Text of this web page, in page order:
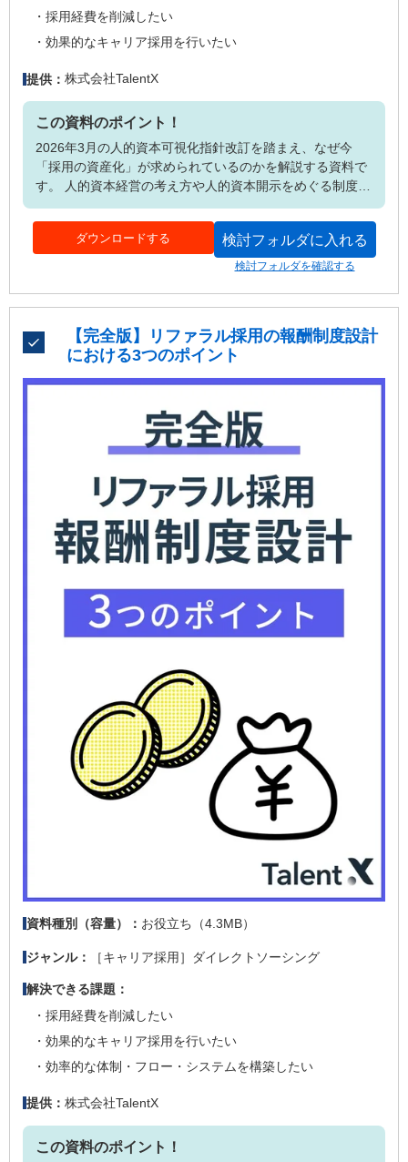
採用経費を削減したい
効果的なキャリア採用を行いたい
提供： 株式会社TalentX
この資料のポイント！
2026年3月の人的資本可視化指針改訂を踏まえ、なぜ今
「採用の資産化」が求められているのかを解説する資料で
す。 人的資本経営の考え方や人的資本開示をめぐる制度変
用・KPI可視化の問題」「採用ブランド・開示力の問題」
といった企業が直面する構造課題を紹介。 さらに、「変動
費の採用」から「資産の採用」への転換という考え方につ
ダウンロードする 検討フォルダに入れる
検討フォルダを確認する
【完全版】リファラル採用の報酬制度設計
における3つのポイント
資料種別（容量）： お役立ち（4.3MB）
ジャンル： ［キャリア採用］ダイレクトソーシング
解決できる課題：
採用経費を削減したい
効果的なキャリア採用を行いたい
効率的な体制・フロー・システムを構築したい
提供： 株式会社TalentX
この資料のポイント！